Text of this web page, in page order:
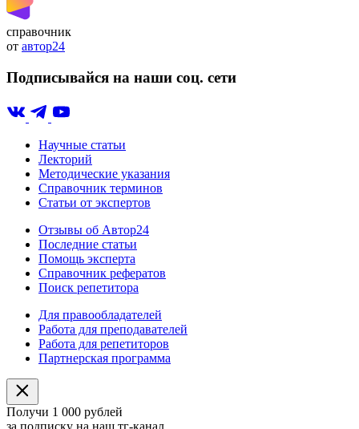
справочник
от автор24
Подписывайся на наши соц. сети
Научные статьи
Лекторий
Методические указания
Справочник терминов
Статьи от экспертов
Отзывы об Автор24
Последние статьи
Помощь эксперта
Справочник рефератов
Поиск репетитора
Для правообладателей
Работа для преподавателей
Работа для репетиторов
Партнерская программа
Получи 1 000 рублей
за подписку на наш тг-канал